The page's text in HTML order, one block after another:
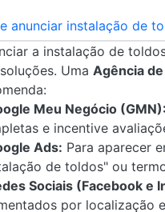
anunciar instalação de
a instalação de
Uma Agência
Meu Negócio (GMN):
e incentive
Ads: Para aparecer
de toldos" ou
Sociais (Facebook e
por localização